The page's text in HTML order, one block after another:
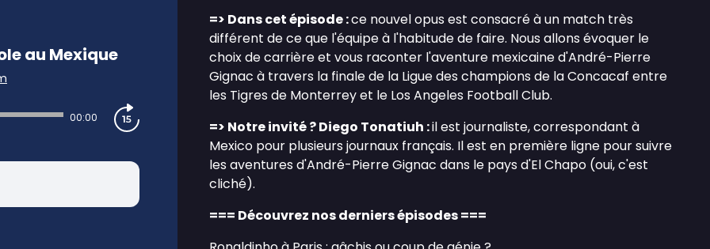
au Mexique
00:00
=> Dans cet épisode :ce nouvel opus est consacré à un match très
différent de ce que l'équipe à l'habitude de faire. Nous allons évoquer le
choix de carrière et vous raconter l'aventure mexicaine d'André-Pierre
Gignac à travers la finale de la Ligue des champions de la Concacaf entre
les Tigres de Monterrey et le Los Angeles Football Club.
=> Notre invité ? Diego Tonatiuh :il est journaliste, correspondant à
Mexico pour plusieurs journaux français. Il est en première ligne pour suivre
les aventures d'André-Pierre Gignac dans le pays d'El Chapo (oui, c'est
cliché).
=== Découvrez nos derniers épisodes ===